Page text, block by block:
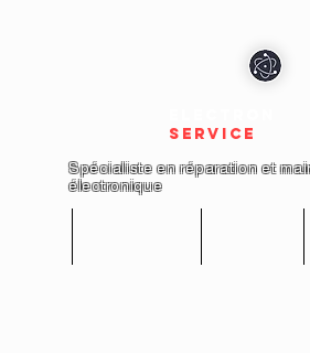
service
Spécialiste en réparation et
électronique